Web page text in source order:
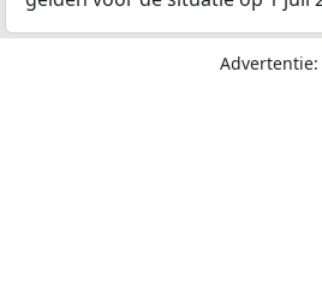
Advertentie: